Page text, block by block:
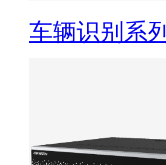
车辆识别系列